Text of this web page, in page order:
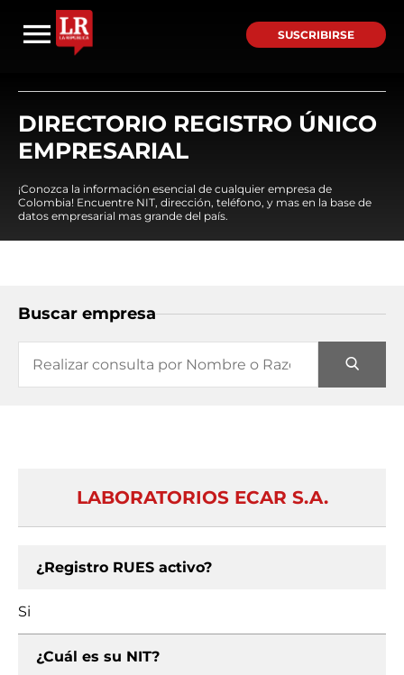
SUSCRIBIRSE
DIRECTORIO REGISTRO ÚNICO
EMPRESARIAL
¡Conozca la información esencial de cualquier empresa de
Colombia! Encuentre NIT, dirección, teléfono, y mas en la base de
datos empresarial mas grande del país.
Buscar empresa
LABORATORIOS ECAR S.A.
¿Registro RUES activo?
Si
¿Cuál es su NIT?